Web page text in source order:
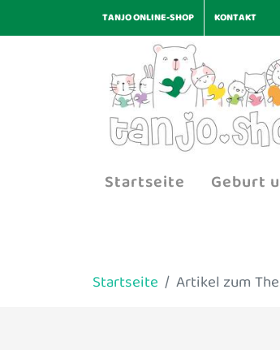
TANJO ONLINE-SHOP KONTAKT
Startseite Geburt
Startseite Artikel zum